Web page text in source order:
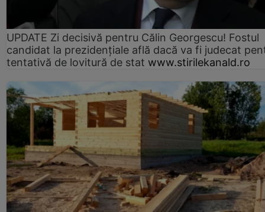
UPDATE Zi decisivă pentru Călin Georgescu! Fostul
candidat la prezidențiale află dacă va fi judecat
tentativă de lovitură de stat www.stirilekanald.ro